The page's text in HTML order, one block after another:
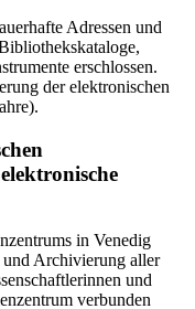
Adressen und
erschlossen.
der elektronischen
in Venedig
und Archivierung aller
und
verbunden